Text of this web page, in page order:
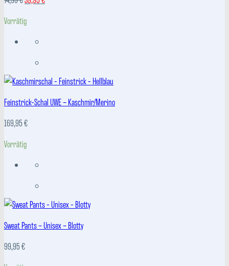
war:
Vorrätig
Feinstrick-Schal UWE – Kaschmir/Merino
169,95€
Vorrätig
Sweat Pants – Unisex – Blotty
99,95€